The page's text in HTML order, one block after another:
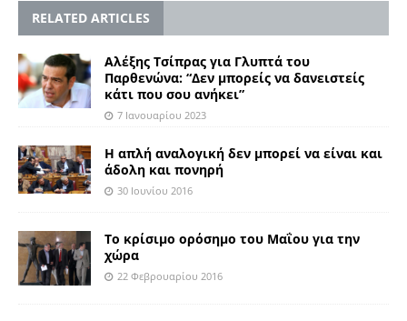
RELATED ARTICLES
Αλέξης Τσίπρας για Γλυπτά του
Παρθενώνα: “Δεν μπορείς να δανειστείς
κάτι που σου ανήκει”
7 Ιανουαρίου 2023
Η απλή αναλογική δεν μπορεί να είναι και
άδολη και πονηρή
30 Ιουνίου 2016
Το κρίσιμο ορόσημο του Μαΐου για την
χώρα
22 Φεβρουαρίου 2016